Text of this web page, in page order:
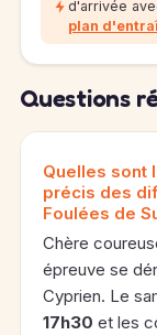
d'arrivée
plan
Questions
Quelles sont
précis des
Foulées de
Chère
épreuve se
Cyprien. Le
17h30 et les